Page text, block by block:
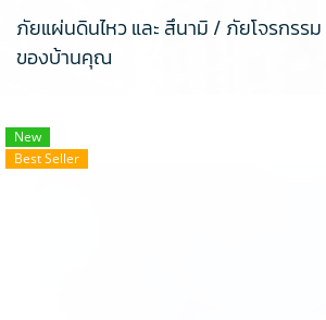
ภัยแผ่นดินไหว และ สึนามิ / ภัยโจรกรร
ของบ้านคุณ
New
Best Seller